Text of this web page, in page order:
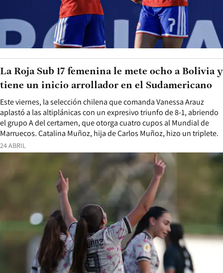
24 ABRIL
Este viernes, la selección chilena que comanda Vanessa Arauz
aplastó a las altiplánicas con un expresivo triunfo de 8-1, abriendo
el grupo A del certamen, que otorga cuatro cupos al Mundial de
Marruecos. Catalina Muñoz, hija de Carlos Muñoz, hizo un triplete.
La Roja Sub 17 femenina le mete ocho a Bolivia y
tiene un inicio arrollador en el Sudamericano